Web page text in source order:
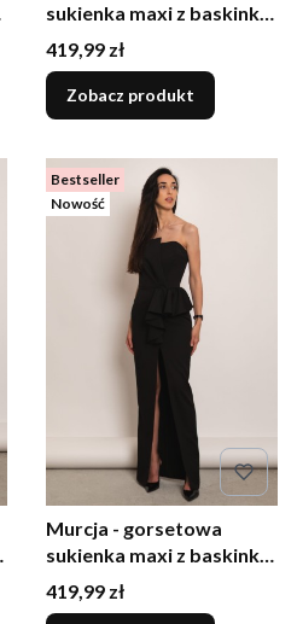
sukienka maxi z baskinką
brązowa
Cena
419,99 zł
Zobacz produkt
Bestseller
Nowość
Murcja - gorsetowa
sukienka maxi z baskinką
czarna
Cena
419,99 zł